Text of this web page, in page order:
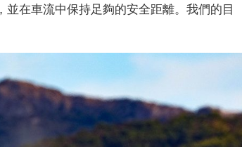
在車流中保持足夠的安全距離。我們的目